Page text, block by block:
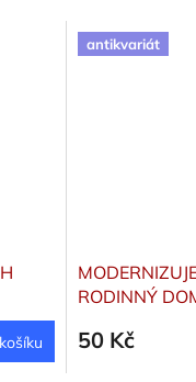
antikvariát
RODINNÝ
50 Kč